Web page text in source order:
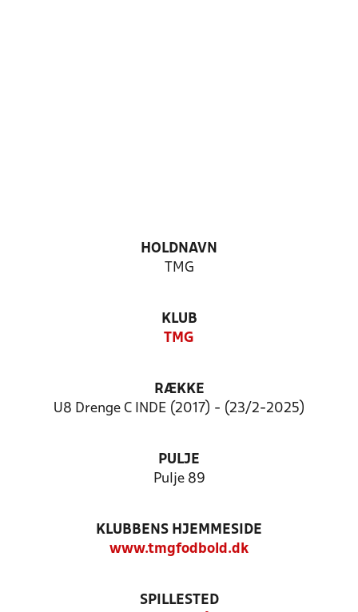
HOLDNAVN
TMG
KLUB
TMG
RÆKKE
U8 Drenge C INDE (2017) - (23/2-2025)
PULJE
Pulje 89
KLUBBENS HJEMMESIDE
www.tmgfodbold.dk
SPILLESTED